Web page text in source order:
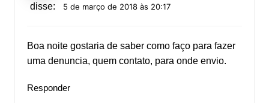
disse: 5 de março de 2018 às 20:17
Boa noite gostaria de saber como faço para fazer
uma denuncia, quem contato, para onde envio.
Responder